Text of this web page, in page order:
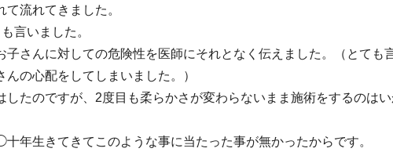
て流れてきました。
言いました。
子さんに対しての危険性を医師にそれとなく伝えました。（とても
んの心配をしてしまいました。）
したのですが、2度目も柔らかさが変わらないまま施術をするのは
年生きてきてこのような事に当たった事が無かったからです。